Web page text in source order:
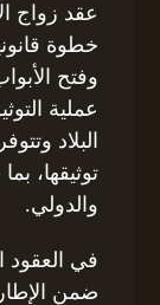
عقد زواج
خطوة
وفتح
عملية
البلاد
توثيقها،
والدولي.
في العقود
ضمن